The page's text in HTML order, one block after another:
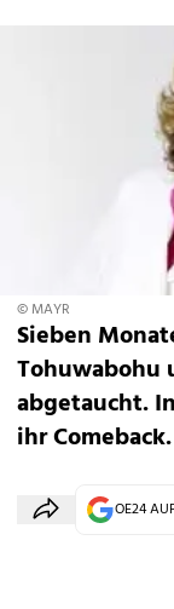
© MAYR
Sieben
Tohuwabohu
abgetaucht.
ihr Comeback.
OE24